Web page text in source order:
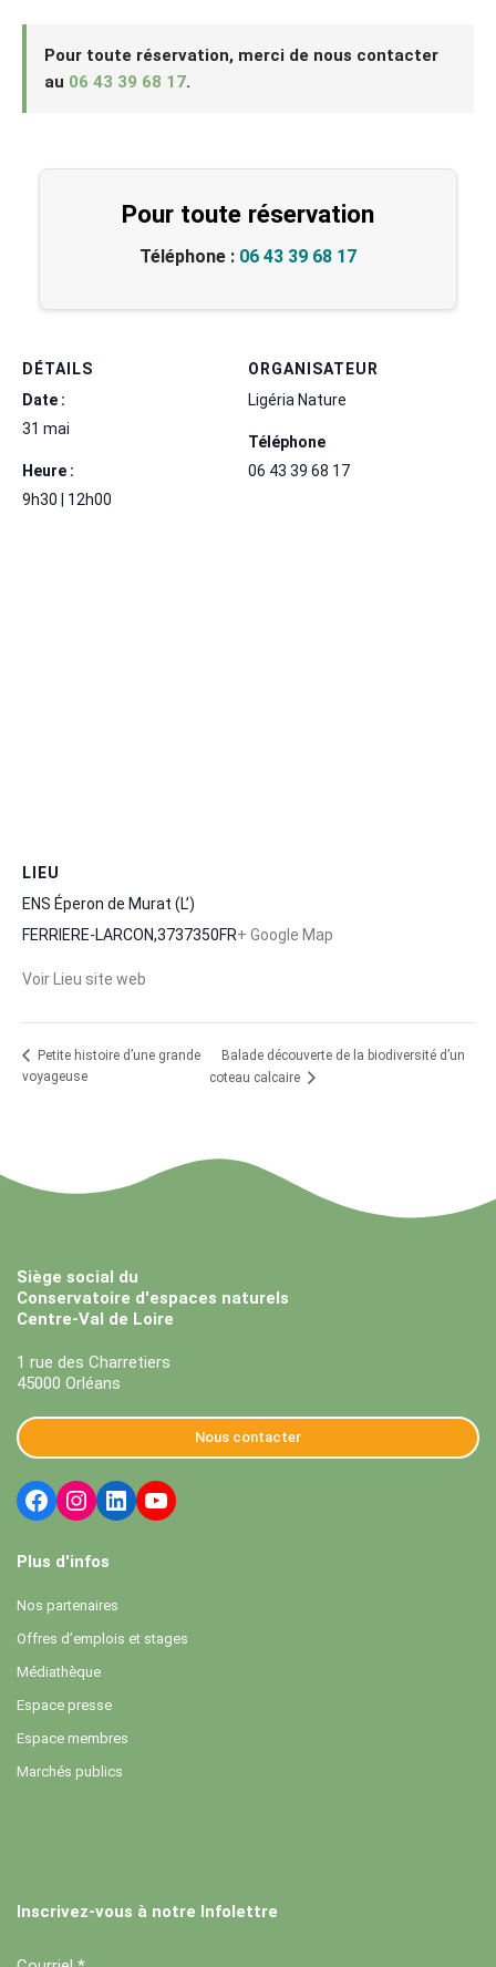
Pour toute réservation, merci de nous contacter
au 06 43 39 68 17.
Pour toute réservation
Téléphone : 06 43 39 68 17
DÉTAILS
Date :
31 mai
Heure :
9h30 | 12h00
ORGANISATEUR
Ligéria Nature
Téléphone
06 43 39 68 17
LIEU
ENS Éperon de Murat (L’)
FERRIERE-LARCON,3737350FR+ Google Map
Voir Lieu site web
Petite histoire d’une grande
voyageuse
Balade découverte de la biodiversité d’un
coteau calcaire
Siège social du
Conservatoire d'espaces naturels
Centre-Val de Loire
1 rue des Charretiers
45000 Orléans
Nous contacter
Plus d'infos
Nos partenaires
Offres d’emplois et stages
Médiathèque
Espace presse
Espace membres
Marchés publics
Inscrivez-vous à notre Infolettre